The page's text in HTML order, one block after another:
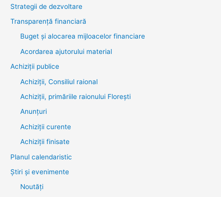
Strategii de dezvoltare
Transparenţă financiară
Buget și alocarea mijloacelor financiare
Acordarea ajutorului material
Achiziţii publice
Achiziții, Consiliul raional
Achiziții, primăriile raionului Florești
Anunțuri
Achiziții curente
Achiziții finisate
Planul calendaristic
Știri şi evenimente
Noutăţi